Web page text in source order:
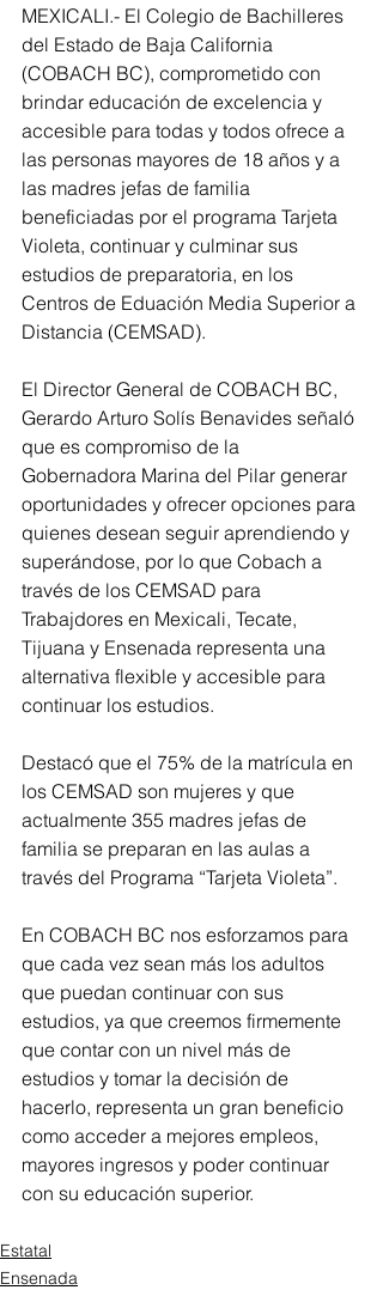
MEXICALI.- El Colegio de Bachilleres
del Estado de Baja California
(COBACH BC), comprometido con
brindar educación de excelencia y
accesible para todas y todos ofrece a
las personas mayores de 18 años y a
las madres jefas de familia
beneficiadas por el programa Tarjeta
Violeta, continuar y culminar sus
estudios de preparatoria, en los
Centros de Eduación Media Superior a
Distancia (CEMSAD).
El Director General de COBACH BC,
Gerardo Arturo Solís Benavides señaló
que es compromiso de la
Gobernadora Marina del Pilar generar
oportunidades y ofrecer opciones para
quienes desean seguir aprendiendo y
superándose, por lo que Cobach a
través de los CEMSAD para
Trabajdores en Mexicali, Tecate,
Tijuana y Ensenada representa una
alternativa flexible y accesible para
continuar los estudios.
Destacó que el 75% de la matrícula en
los CEMSAD son mujeres y que
actualmente 355 madres jefas de
familia se preparan en las aulas a
través del Programa “Tarjeta Violeta”.
En COBACH BC nos esforzamos para
que cada vez sean más los adultos
que puedan continuar con sus
estudios, ya que creemos firmemente
que contar con un nivel más de
estudios y tomar la decisión de
hacerlo, representa un gran beneficio
como acceder a mejores empleos,
mayores ingresos y poder continuar
con su educación superior.
Estatal
Ensenada